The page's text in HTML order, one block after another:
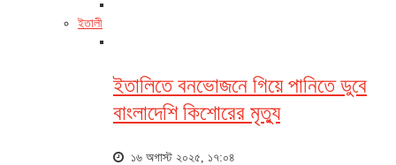
ইতালী
ইতালিতে বনভোজনে গিয়ে পানিতে ডুবে
বাংলাদেশি কিশোরের মৃত্যু
১৬ অগাস্ট ২০২৫, ১৭:০৪